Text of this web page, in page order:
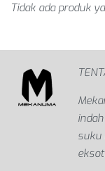
Tidak ada produk
suku